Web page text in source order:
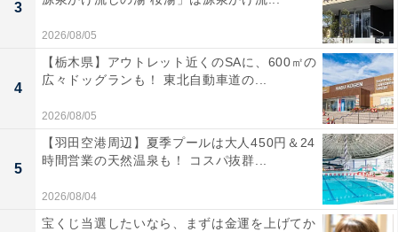
3
2026/08/05
4
【栃木県】アウトレット近くのSAに、600㎡の
広々ドッグランも！ 東北自動車道の...
2026/08/05
5
【羽田空港周辺】夏季プールは大人450円＆24
時間営業の天然温泉も！ コスパ抜群...
2026/08/04
宝くじ当選したいなら、まずは金運を上げてか